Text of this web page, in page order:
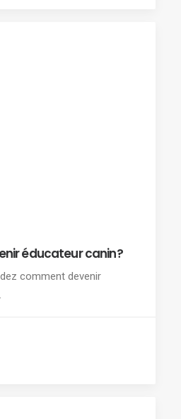
éducateur canin?
comment devenir